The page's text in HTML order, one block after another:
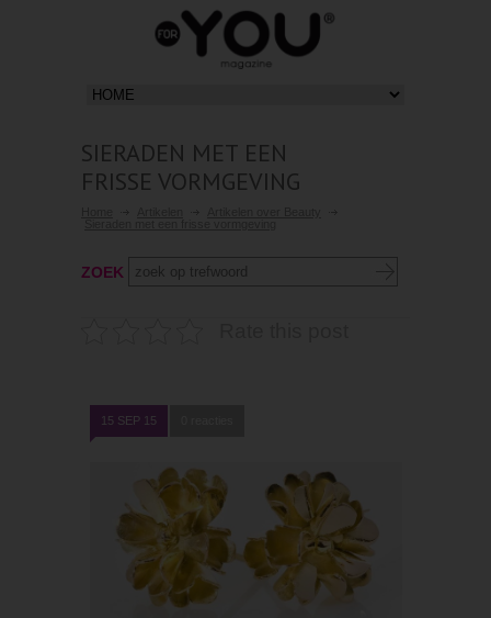
SIERADEN MET EEN
FRISSE VORMGEVING
ZOEK
15 SEP 15